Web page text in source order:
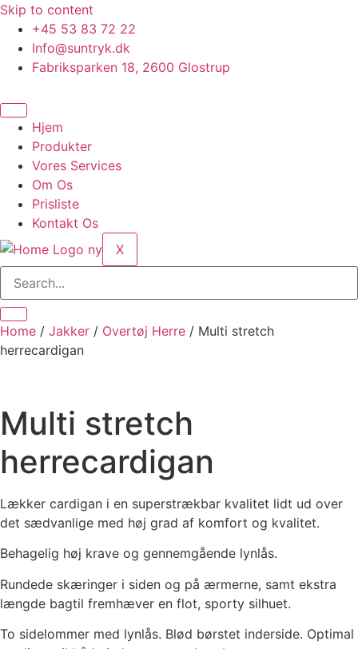
Skip to content
+45 53 83 72 22
Info@suntryk.dk
Fabriksparken 18, 2600 Glostrup
Hjem
Produkter
Vores Services
Om Os
Prisliste
Kontakt Os
X
Home / Jakker / Overtøj Herre / Multi stretch
herrecardigan
Multi stretch
herrecardigan
Lækker cardigan i en superstrækbar kvalitet lidt ud over
det sædvanlige med høj grad af komfort og kvalitet.
Behagelig høj krave og gennemgående lynlås.
Rundede skæringer i siden og på ærmerne, samt ekstra
længde bagtil fremhæver en flot, sporty silhuet.
To sidelommer med lynlås. Blød børstet inderside. Optimal